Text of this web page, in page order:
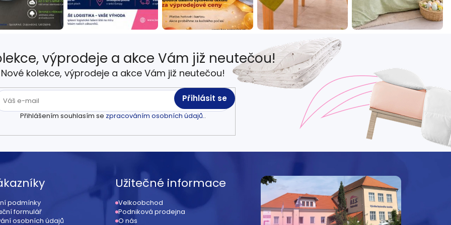
výprodeje a akce Vám již neutečou!
Nové kolekce, výprodeje a akce Vám již neutečou!
Přihlášením souhlasím se zpracováním osobních údajů..
Přihlásit se
podmínky
formulář
osobních údajů
Užitečné informace
Velkoobchod
Podniková prodejna
O nás